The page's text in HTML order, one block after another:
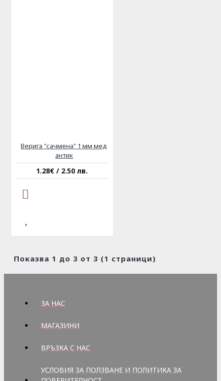
Верига "сачмена" 1 мм мед
антик
1.28€ / 2.50 лв.
Показва 1 до 3 от 3 (1 страници)
ЗА НАС
МАГАЗИНИ
ВРЪЗКА С НАС
УСЛОВИЯ ЗА ПОЛЗВАНЕ И ПОЛИТИКА ЗА